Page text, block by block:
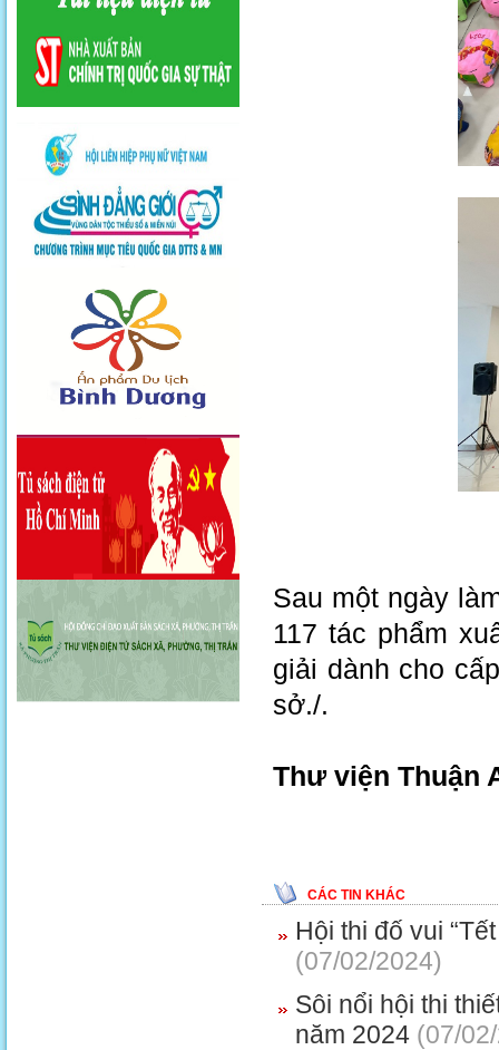
Sau một ngày
117 tác phẩm
giải dành cho
sở./.
Thư viện Thuận
CÁC TIN KHÁC
Hội thi đố vui
(07/02/2024)
Sôi nổi hội thi
năm 2024 (07/